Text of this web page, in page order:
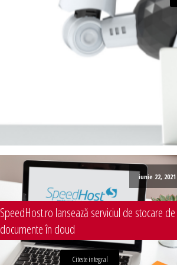
iunie 22, 2021
SpeedHost.ro lansează serviciul de stocare de
documente în cloud
Citeste integral